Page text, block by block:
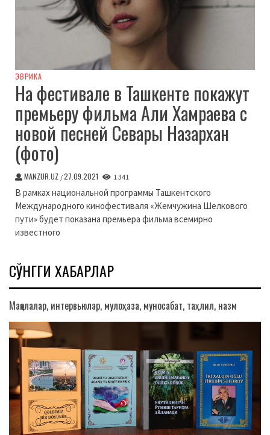
ЭВРИКА
На фестивале в Ташкенте покажут
премьеру фильма Али Хамраева с
новой песней Севары Назархан
(фото)
MANZUR.UZ /27.09.2021 1 341
В рамках национальной программы Ташкентского
Международного кинофестиваля «Жемчужина Шелкового
пути» будет показана премьера фильма всемирно
известного
СЎНГГИ ХАБАРЛАР
Мақолалар, интервьюлар, мулоҳаза, муносабат, таҳлил, назм